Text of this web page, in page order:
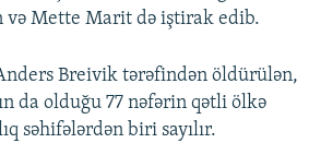
və Mette Marit də iştirak edib.
Breivik tərəfindən öldürülən,
da olduğu 77 nəfərin qətli ölkə
səhifələrdən biri sayılır.